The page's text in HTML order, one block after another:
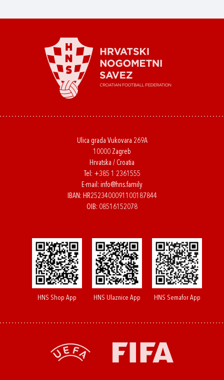
Ulica grada Vukovara 269A
10000 Zagreb
Hrvatska / Croatia
Tel: +385 1 2361555
E-mail: info@hns.family
IBAN: HR2523400091100187844
OIB: 08516152078
HNS Shop App HNS Ulaznice App HNS Semafor App